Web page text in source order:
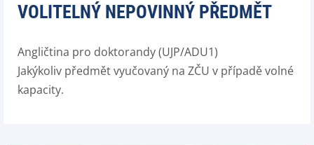
VOLITELNÝ NEPOVINNÝ PŘEDMĚT
Angličtina pro doktorandy (UJP/ADU1)
Jakýkoliv předmět vyučovaný na ZČU v případě volné
kapacity.